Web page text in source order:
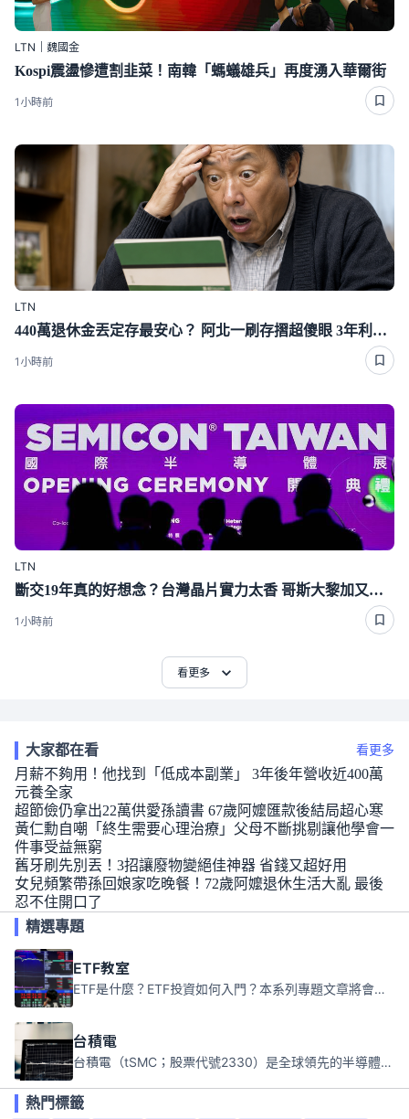
LTN｜魏國金
Kospi震盪慘遭割韭菜！南韓「螞蟻雄兵」再度湧入華爾街
1小時前
LTN
440萬退休金丟定存最安心？ 阿北一刷存摺超傻眼 3年利息僅1千多
1小時前
LTN
斷交19年真的好想念？台灣晶片實力太香 哥斯大黎加又要來台了
1小時前
看更多
大家都在看 看更多
月薪不夠用！他找到「低成本副業」 3年後年營收近400萬
元養全家
超節儉仍拿出22萬供愛孫讀書 67歲阿嬤匯款後結局超心寒
黃仁勳自嘲「終生需要心理治療」父母不斷挑剔讓他學會一
件事受益無窮
舊牙刷先別丟！3招讓廢物變絕佳神器 省錢又超好用
女兒頻繁帶孫回娘家吃晚餐！72歲阿嬤退休生活大亂 最後
忍不住開口了
精選專題
ETF教室
ETF是什麼？ETF投資如何入門？本系列專題文章將會告訴你新手必須知道的ETF基礎知識。
台積電
台積電（tSMC；股票代號2330）是全球領先的半導體代工公司，成立於1987年，總部位於台灣新竹。且已於美國、日本、德國及中國設廠，台積電是全球首家專業積體電路製造服務公司，也是全球最先進和最大規模的半導體代工廠。
熱門標籤